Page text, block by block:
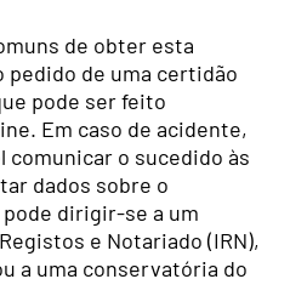
de obter esta
pedido de uma certidão
pode ser feito
Em caso de acidente,
comunicar o sucedido às
dados sobre o
dirigir-se a um
e Notariado (IRN),
a uma conservatória do